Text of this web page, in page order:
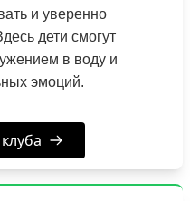
и уверенно
дети смогут
в воду и
эмоций.